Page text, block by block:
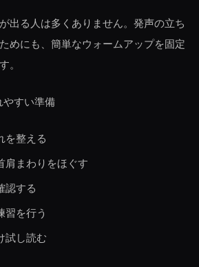
出る人は多くありません。発声の立ち
めにも、簡単なウォームアップを固定
。
やすい準備
を整える
肩まわりをほぐす
認する
習を行う
試し読む